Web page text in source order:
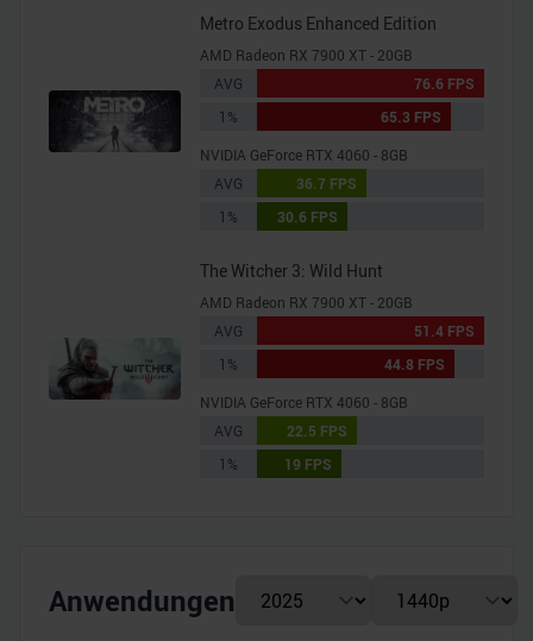
Metro Exodus Enhanced Edition
AMD Radeon RX 7900 XT - 20GB
AVG
76.6 FPS
1%
65.3 FPS
NVIDIA GeForce RTX 4060 - 8GB
AVG
36.7 FPS
1%
30.6 FPS
The Witcher 3: Wild Hunt
AMD Radeon RX 7900 XT - 20GB
AVG
51.4 FPS
1%
44.8 FPS
NVIDIA GeForce RTX 4060 - 8GB
AVG
22.5 FPS
1%
19 FPS
Anwendungen